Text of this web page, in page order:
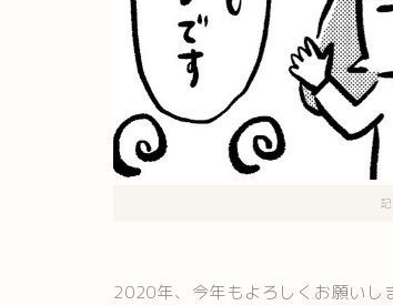
2020年、今年もよろしくお願いし